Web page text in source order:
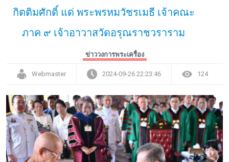
กิตติมศักดิ์ แด่ พระพรหมวัชรเมธี เจ้าคณะ
ภาค ๙ เจ้าอาวาสวัดอรุณราชวราราม
ข่าววงการพระเครื่อง
Webmaster 2024-09-26 22:23:46 124